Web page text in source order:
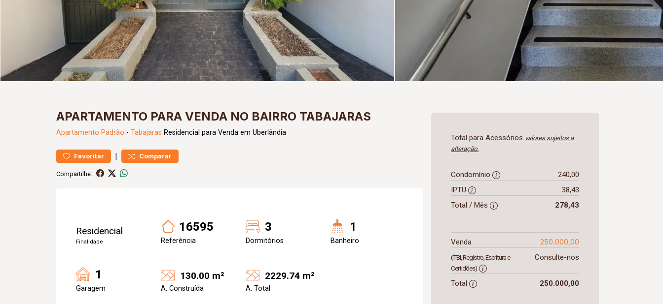
APARTAMENTO PARA VENDA NO BAIRRO TABAJARAS
Apartamento Padrão - Tabajaras Residencial para Venda em Uberlândia
Favoritar | Comparar
Compartilhe:
Residencial
Finalidade
16595
Referência
3
Dormitórios
1
Banheiro
1
Garagem
130.00 m²
A. Construída
2229.74 m²
A. Total
Total para Acessórios valores sujeitos a
alteração.
Condomínio
240,00
IPTU
38,43
Total / Mês
278,43
Venda 250.000,00
(ITBI, Registro, Escritura e
Certidões)
Consulte-nos
Total 250.000,00